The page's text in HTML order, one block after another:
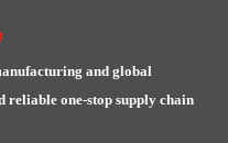
and global
one-stop supply chain